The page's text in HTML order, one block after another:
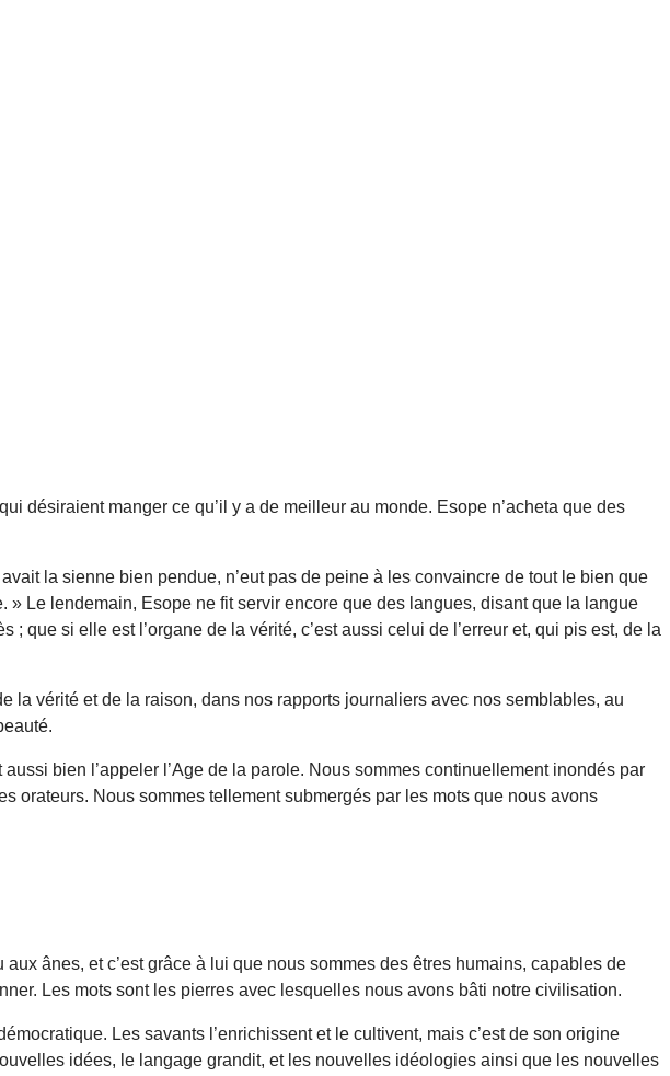
désiraient manger ce qu’il y a de meilleur au monde. Esope n’acheta que des
la sienne bien pendue, n’eut pas de peine à les convaincre de tout le bien que
Le lendemain, Esope ne fit servir encore que des langues, disant que la langue
que si elle est l’organe de la vérité, c’est aussi celui de l’erreur et, qui pis est, de la
la vérité et de la raison, dans nos rapports journaliers avec nos semblables, au
bien l’appeler l’Age de la parole. Nous sommes continuellement inondés par
orateurs. Nous sommes tellement submergés par les mots que nous avons
ânes, et c’est grâce à lui que nous sommes des êtres humains, capables de
Les mots sont les pierres avec lesquelles nous avons bâti notre civilisation.
Les savants l’enrichissent et le cultivent, mais c’est de son origine
idées, le langage grandit, et les nouvelles idéologies ainsi que les nouvelles